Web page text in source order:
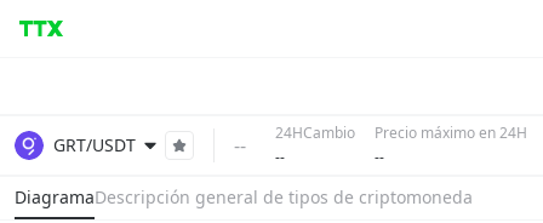
GRT/USDT --
24HCambio
--
Precio máximo en 24H
--
DiagramaDescripción general de tipos de criptomoneda